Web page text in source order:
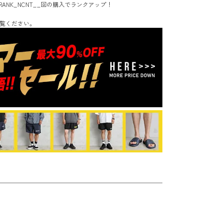
回の購入でランクアップ！
ください。